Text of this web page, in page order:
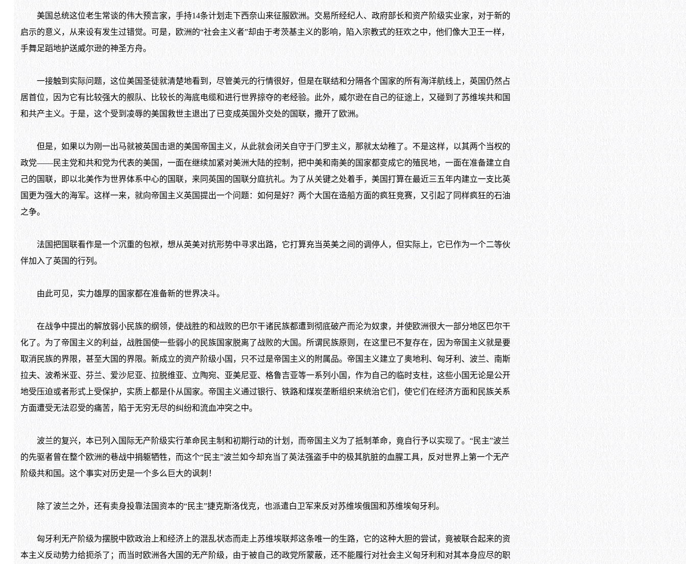
美国总统这位老生常谈的伟大预言家，手持14条计划走下西奈山来征服欧洲。交易所经纪人、政府部长和资产阶级实业家，对于新的
启示的意义，从来设有发生过错觉。可是，欧洲的“社会主义者”却由于考茨基主义的影响，陷入宗教式的狂欢之中，他们像大卫王一样，
手舞足蹈地护送威尔逊的神圣方舟。
一接触到实际问题，这位美国圣徒就清楚地看到，尽管美元的行情很好，但是在联结和分隔各个国家的所有海洋航线上，英国仍然占
居首位，因为它有比较强大的舰队、比较长的海底电缆和进行世界掠夺的老经验。此外，威尔逊在自己的征途上，又碰到了苏维埃共和国
和共产主义。于是，这个受到凌辱的美国救世主退出了已变成英国外交处的国联，撒开了欧洲。
但是，如果以为刚一出马就被英国击退的美国帝国主义，从此就会闭关自守于门罗主义，那就太幼稚了。不是这样，以其两个当权的
政党——民主党和共和党为代表的美国，一面在继续加紧对美洲大陆的控制，把中美和南美的国家都变成它的殖民地，一面在准备建立自
己的国联，即以北美作为世界体系中心的国联，来同英国的国联分庭抗礼。为了从关键之处着手，美国打算在最近三五年内建立一支比英
国更为强大的海军。这样一来，就向帝国主义英国提出一个问题：如何是好？两个大国在造船方面的疯狂竞赛，又引起了同样疯狂的石油
之争。
法国把国联看作是一个沉重的包袱，想从英美对抗形势中寻求出路，它打算充当英美之间的调停人，但实际上，它已作为一个二等伙
伴加入了英国的行列。
由此可见，实力雄厚的国家都在准备新的世界决斗。
在战争中提出的解放弱小民族的纲领，使战胜的和战败的巴尔干诸民族都遭到彻底破产而沦为奴隶，并使欧洲很大一部分地区巴尔干
化了。为了帝国主义的利益，战胜国使一些弱小的民族国家脱离了战败的大国。所谓民族原则，在这里已不复存在，因为帝国主义就是要
取消民族的界限，甚至大国的界限。新成立的资产阶级小国，只不过是帝国主义的附属品。帝国主义建立了奥地利、匈牙利、波兰、南斯
拉夫、波希米亚、芬兰、爱沙尼亚、拉脱维亚、立陶宛、亚美尼亚、格鲁吉亚等一系列小国，作为自己的临时支柱，这些小国无论是公开
地受压迫或者形式上受保护，实质上都是仆从国家。帝国主义通过银行、铁路和煤炭垄断组织来统治它们，使它们在经济方面和民族关系
方面遭受无法忍受的痛苦，陷于无穷无尽的纠纷和流血冲突之中。
波兰的复兴，本已列入国际无产阶级实行革命民主制和初期行动的计划，而帝国主义为了抵制革命，竟自行予以实现了。“民主”波兰
的先驱者曾在整个欧洲的巷战中捐躯牺牲，而这个“民主”波兰如今却充当了英法强盗手中的极其肮脏的血腥工具，反对世界上第一个无产
阶级共和国。这个事实对历史是一个多么巨大的讽刺！
除了波兰之外，还有卖身投靠法国资本的“民主”捷克斯洛伐克，也派遣白卫军来反对苏维埃俄国和苏维埃匈牙利。
匈牙利无产阶级为摆脱中欧政治上和经济上的混乱状态而走上苏维埃联邦这条唯一的生路，它的这种大胆的尝试，竟被联合起来的资
本主义反动势力给扼杀了；而当时欧洲各大国的无产阶级，由于被自己的政党所蒙蔽，还不能履行对社会主义匈牙利和对其本身应尽的职